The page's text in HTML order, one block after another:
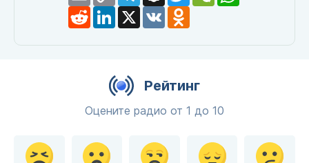
RedditLinkedIn
X VK Odnoklassniki
Рейтинг
Оцените радио от 1 до 10